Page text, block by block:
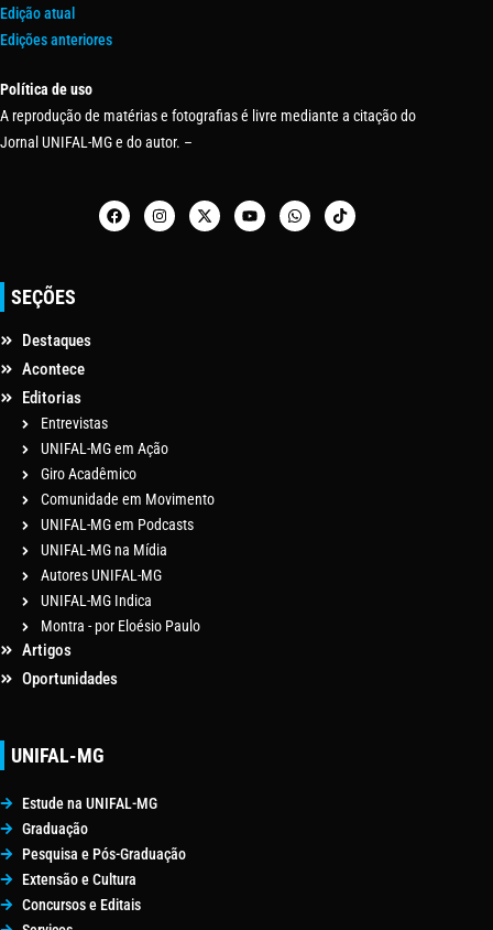
Edição atual
Edições anteriores
Política de uso
A reprodução de matérias e fotografias é livre mediante a citação do
Jornal UNIFAL-MG e do autor. –
SEÇÕES
Destaques
Acontece
Editorias
Entrevistas
UNIFAL-MG em Ação
Giro Acadêmico
Comunidade em Movimento
UNIFAL-MG em Podcasts
UNIFAL-MG na Mídia
Autores UNIFAL-MG
UNIFAL-MG Indica
Montra - por Eloésio Paulo
Artigos
Oportunidades
UNIFAL-MG
Estude na UNIFAL-MG
Graduação
Pesquisa e Pós-Graduação
Extensão e Cultura
Concursos e Editais